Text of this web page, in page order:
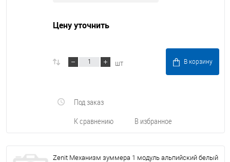
Цену уточнить
шт В корзину
К сравнению В избранное
Под заказ
Zenit Механизм зуммера 1 модуль альпийский белый